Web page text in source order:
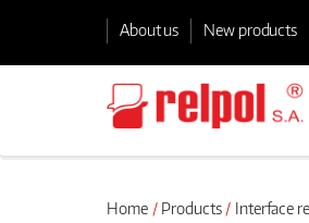
About us New products
Home Products Interface